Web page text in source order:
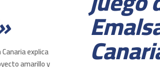
explica
amarillo y